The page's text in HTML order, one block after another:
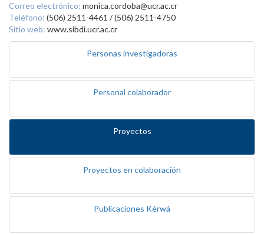
Correo electrónico: monica.cordoba@ucr.ac.cr
Teléfono: (506) 2511-4461 / (506) 2511-4750
Sitio web: www.sibdi.ucr.ac.cr
Personas investigadoras
Personal colaborador
Proyectos
Proyectos en colaboración
Publicaciones Kérwá